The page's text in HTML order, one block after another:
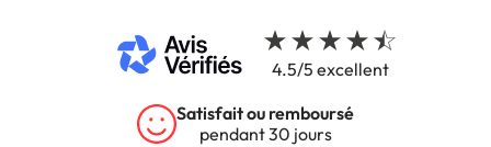
4.5/5 excellent
Satisfait ou remboursé
pendant 30 jours